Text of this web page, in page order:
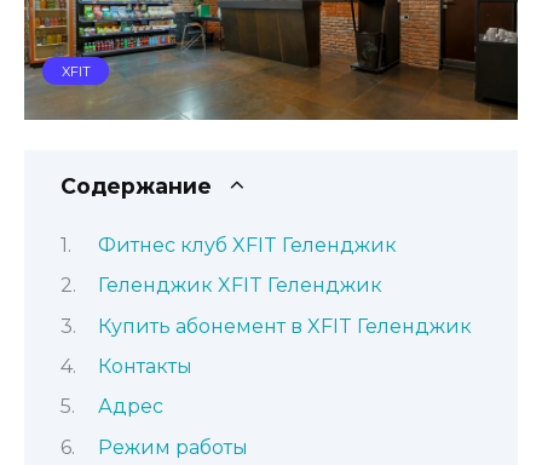
XFIT
Содержание
Фитнес клуб XFIT Геленджик
Геленджик XFIT Геленджик
Купить абонемент в XFIT Геленджик
Контакты
Адрес
Режим работы